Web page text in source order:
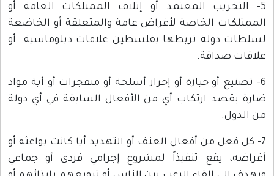
5- التخريب المعتمد أو إتلاف الممتلكات العامة أو
الممتلكات الخاصة لأغراض عامة والمتعلقة أو الخاضعة
لسلطات دولة تربطها بفلسطين علاقات دبلوماسية أو
علاقات صداقة.
6- تصنيع أو حيازة أو إحراز أسلحة أو متفجرات أو أية مواد
ضارة بقصد ارتكاب أي من الأفعال السابقة في أي دولة
من الدول.
7- كل فعل من أفعال العنف أو التهديد أيا كانت بواعثه أو
أغراضه، يقع تنفيذاً لمشروع إجرامي فردي أو جماعي